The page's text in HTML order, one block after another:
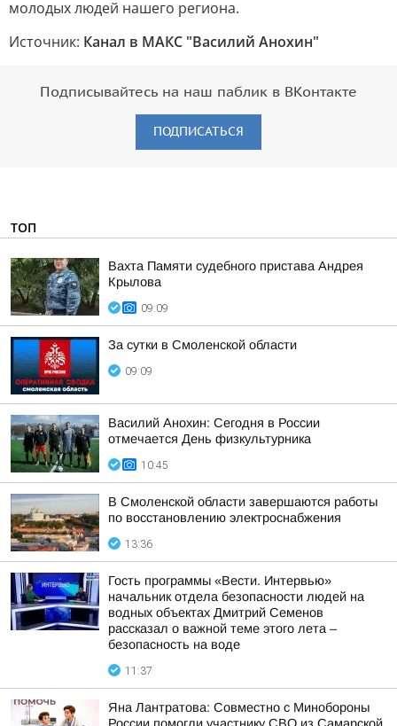
молодых людей нашего региона.
Источник: Канал в МАКС "Василий Анохин"
Подписывайтесь на наш паблик в ВКонтакте
ПОДПИСАТЬСЯ
ТОП
Вахта Памяти судебного пристава Андрея
Крылова
09:09
За сутки в Смоленской области
09:09
Василий Анохин: Сегодня в России
отмечается День физкультурника
10:45
В Смоленской области завершаются работы
по восстановлению электроснабжения
13:36
Гость программы «Вести. Интервью»
начальник отдела безопасности людей на
водных объектах Дмитрий Семенов
рассказал о важной теме этого лета –
безопасность на воде
11:37
Яна Лантратова: Совместно с Минобороны